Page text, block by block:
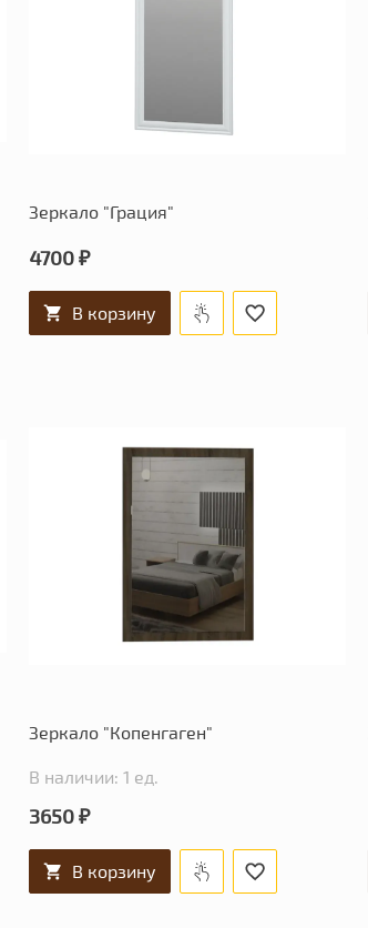
Зеркало "Грация"
4700 ₽
В корзину
Зеркало "Копенгаген"
В наличии: 1 ед.
3650 ₽
В корзину